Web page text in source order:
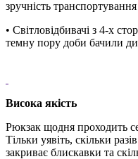
зручність
• Світловідбивачі з 4-х
темну пору доби бачили
Висока якість
Рюкзак щодня проходить
Тільки уявіть, скільки
закриває блискавки та